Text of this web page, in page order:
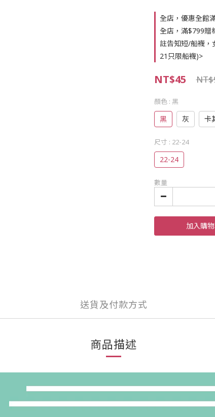
全店，優惠全館
全店，滿$799贈
註告知短/船襪，
21只限船襪)>
NT$45
顏色 : 黑
黑 灰 卡
尺寸 : 22-24
22-24
數量
加入購
送貨及付款方式
商品描述